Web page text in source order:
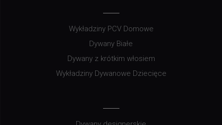
Wykładziny PCV Domowe
Dywany Białe
Dywany z krótkim włosiem
Wykładziny Dywanowe Dziecięce